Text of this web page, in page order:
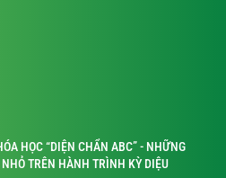
HỌC “DIỆN CHẨN ABC” - NHỮNG
TRÊN HÀNH TRÌNH KỲ DIỆU